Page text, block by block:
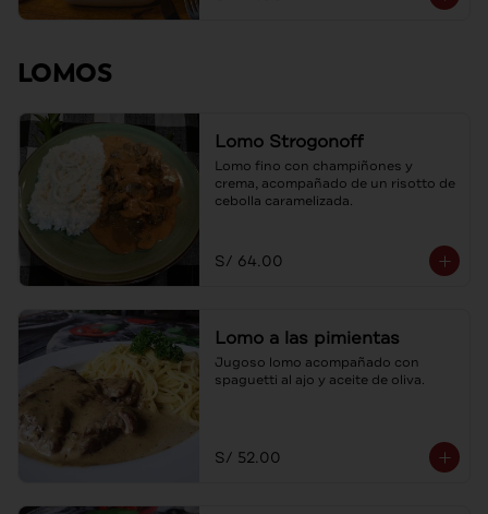
LOMOS
Lomo Strogonoff
Lomo fino con champiñones y
crema, acompañado de un risotto de
cebolla caramelizada.
S/ 64.00
Lomo a las pimientas
Jugoso lomo acompañado con
spaguetti al ajo y aceite de oliva.
S/ 52.00